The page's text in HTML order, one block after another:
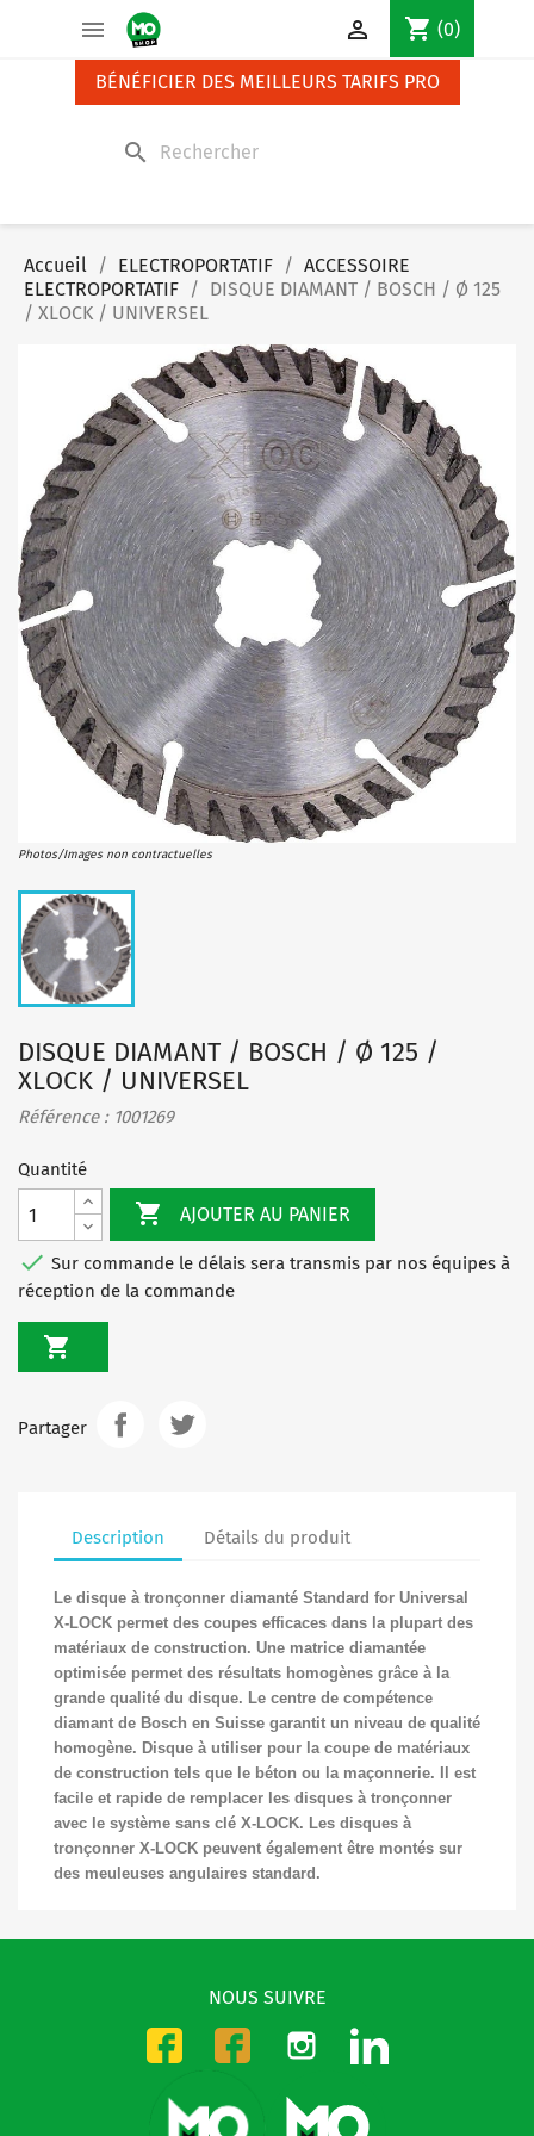
 shopping_cart (0)

BÉNÉFICIER DES MEILLEURS TARIFS PRO
search
Accueil ELECTROPORTATIF
ACCESSOIRE
ELECTROPORTATIF
DISQUE DIAMANT / BOSCH / Ø 125
/ XLOCK / UNIVERSEL
Photos/Images non contractuelles
DISQUE DIAMANT / BOSCH / Ø 125 /
XLOCK / UNIVERSEL
Référence : 1001269
Quantité
 AJOUTER AU PANIER
 Sur commande le délais sera transmis par nos équipes à
réception de la commande

Partager
Description Détails du produit
Le disque à tronçonner diamanté Standard for Universal
X-LOCK permet des coupes efficaces dans la plupart des
matériaux de construction. Une matrice diamantée
optimisée permet des résultats homogènes grâce à la
grande qualité du disque. Le centre de compétence
diamant de Bosch en Suisse garantit un niveau de qualité
homogène. Disque à utiliser pour la coupe de matériaux
de construction tels que le béton ou la maçonnerie. Il est
facile et rapide de remplacer les disques à tronçonner
avec le système sans clé X-LOCK. Les disques à
tronçonner X-LOCK peuvent également être montés sur
des meuleuses angulaires standard.
NOUS SUIVRE
Facebook-CMOFacebook-DMO
Instagram
Panneau de gestion des cookies